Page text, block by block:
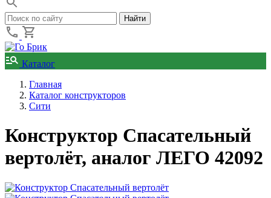
Каталог
Главная
Каталог конструкторов
Сити
Конструктор Спасательный
вертолёт, аналог ЛЕГО 42092